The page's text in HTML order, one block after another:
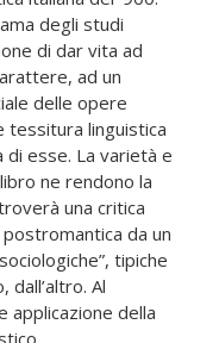
degli studi
di dar vita ad
ad un
delle opere
tessitura linguistica
di esse. La varietà e
ne rendono la
una critica
da un
tipiche
Al
applicazione della